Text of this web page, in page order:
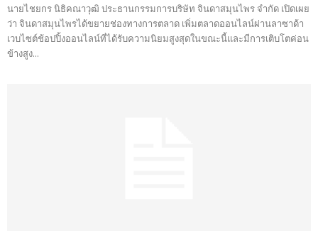
นายไชยกร นิธิคณาวุฒิ ประธานกรรมการบริษัท จินดาสมุนไพร จำกัด เปิดเผย
ว่า จินดาสมุนไพรได้ขยายช่องทางการตลาด เพิ่มตลาดออนไลน์ผ่านลาซาด้า
เวบไซต์ช้อปปิ้งออนไลน์ที่ได้รับความนิยมสูงสุดในขณะนี้และมีการเติบโตค่อน
ข้างสูง...